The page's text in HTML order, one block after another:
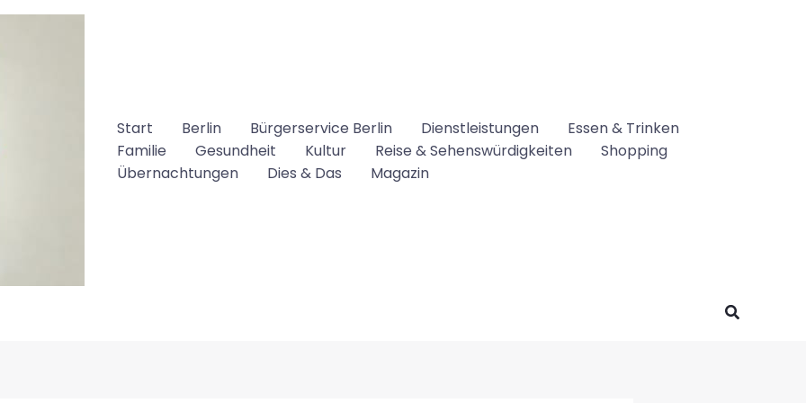
Start Berlin Bürgerservice Berlin Dienstleistungen
Essen & Trinken
Familie
Gesundheit Kultur Reise & Sehenswürdigkeiten
Shopping
Übernachtungen
Dies & Das Magazin
Suchen